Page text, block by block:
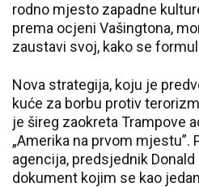
rodno mjesto zapadne
prema ocjeni Vašingtona,
zaustavi svoj, kako se
Nova strategija, koju je
kuće za borbu protiv
je šireg zaokreta Trampove
„Amerika na prvom mjestu”.
agencija, predsjednik
dokument kojim se kao